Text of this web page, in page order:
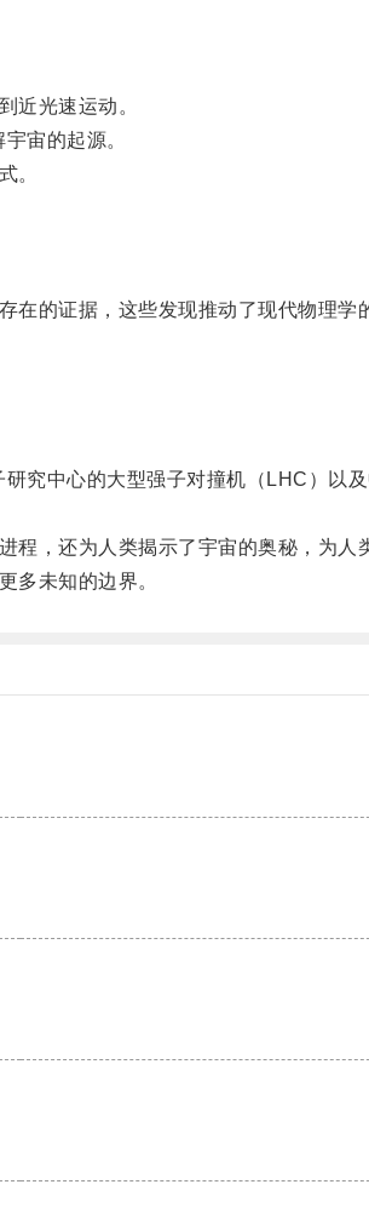
光速运动。
宙的起源。
。
的证据，这些发现推动了现代物理学
中心的大型强子对撞机（LHC）以
，还为人类揭示了宇宙的奥秘，为人
未知的边界。